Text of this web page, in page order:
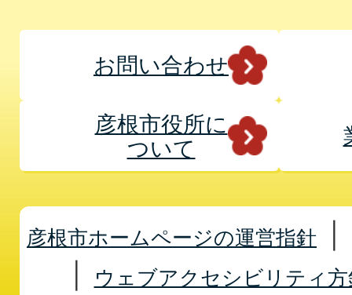
お問い合わせ
彦根市役所に
ついて
彦根市ホームページの運営指針
ウェブアクセシビリティ方